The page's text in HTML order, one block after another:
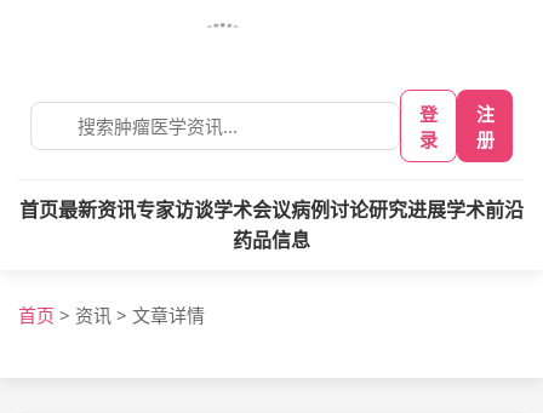
登
录
注
册
首页最新资讯专家访谈学术会议病例讨论研究进展学术前沿
药品信息
首页 > 资讯 > 文章详情